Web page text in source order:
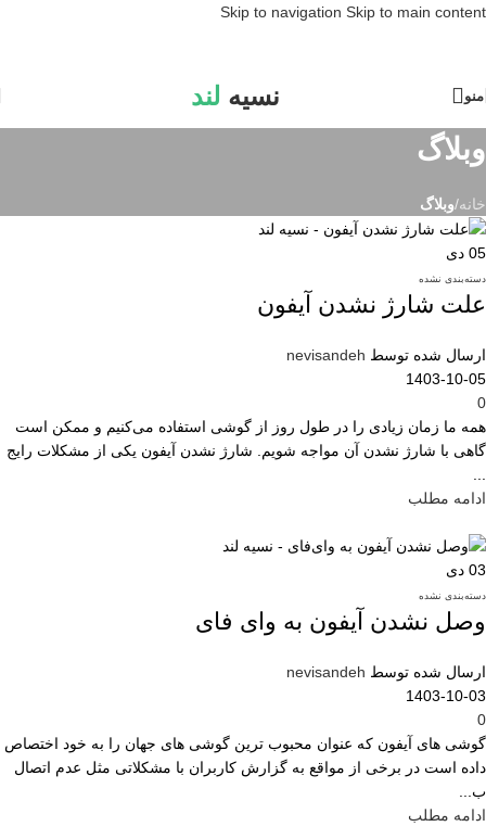
Skip to navigation Skip to main content
منو نسیه لند
وبلاگ
خانه/وبلاگ
05 دی
دسته‌بندی نشده
علت شارژ نشدن آیفون
ارسال شده توسط nevisandeh
1403-10-05
0
همه ما زمان زیادی را در طول روز از گوشی استفاده می‌کنیم و ممکن است
گاهی با شارژ نشدن آن مواجه شویم. شارژ نشدن آیفون یکی از مشکلات رایج
...
ادامه مطلب
03 دی
دسته‌بندی نشده
وصل نشدن آیفون به وای فای
ارسال شده توسط nevisandeh
1403-10-03
0
گوشی های آیفون که عنوان محبوب ترین گوشی های جهان را به خود اختصاص
داده است در برخی از مواقع به گزارش کاربران با مشکلاتی مثل عدم اتصال
ب...
ادامه مطلب